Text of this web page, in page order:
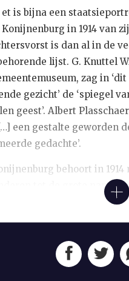
et is bijna een
Konijnenburg in 1914 van
is dan al in de
lijst. G. Knuttel
zag in
gezicht’ de ‘spiegel
geest’. Albert
een gestalte geworden
gedachte’.
behoort in
tot de grote namen
schildert hij
Behalve
voor het pand van